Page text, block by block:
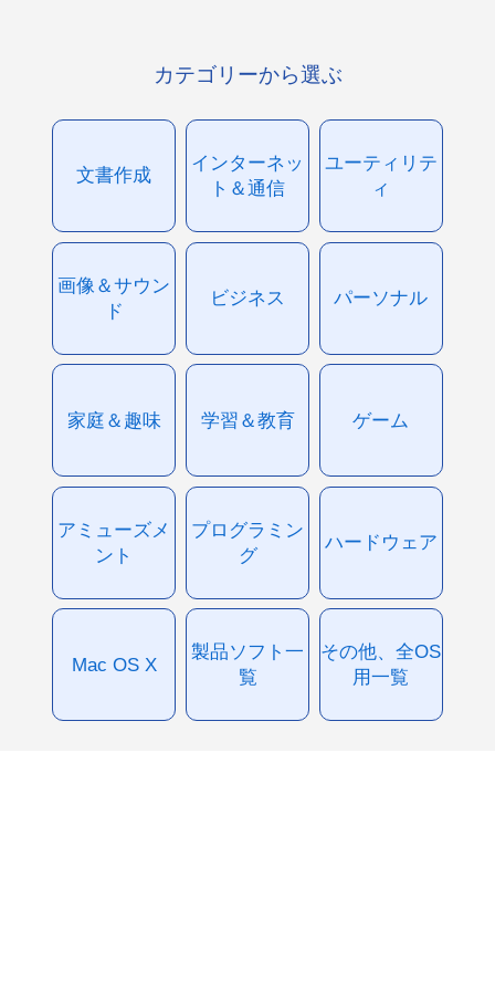
カテゴリーから選ぶ
文書作成
インターネッ
ト＆通信
ユーティリテ
ィ
画像＆サウン
ド
ビジネス パーソナル
家庭＆趣味 学習＆教育 ゲーム
アミューズメ
ント
プログラミン
グ
ハードウェア
Mac OS X
製品ソフト一
覧
その他、全OS
用一覧